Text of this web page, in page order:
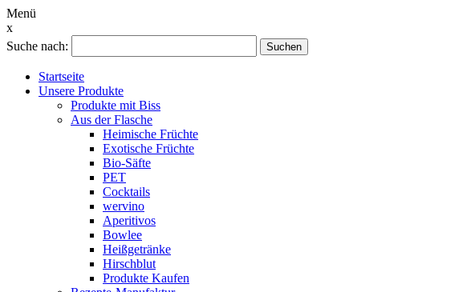
Menü
x
Suche nach:
Suchen
Startseite
Unsere Produkte
Produkte mit Biss
Aus der Flasche
Heimische Früchte
Exotische Früchte
Bio-Säfte
PET
Cocktails
wervino
Aperitivos
Bowlee
Heißgetränke
Hirschblut
Produkte Kaufen